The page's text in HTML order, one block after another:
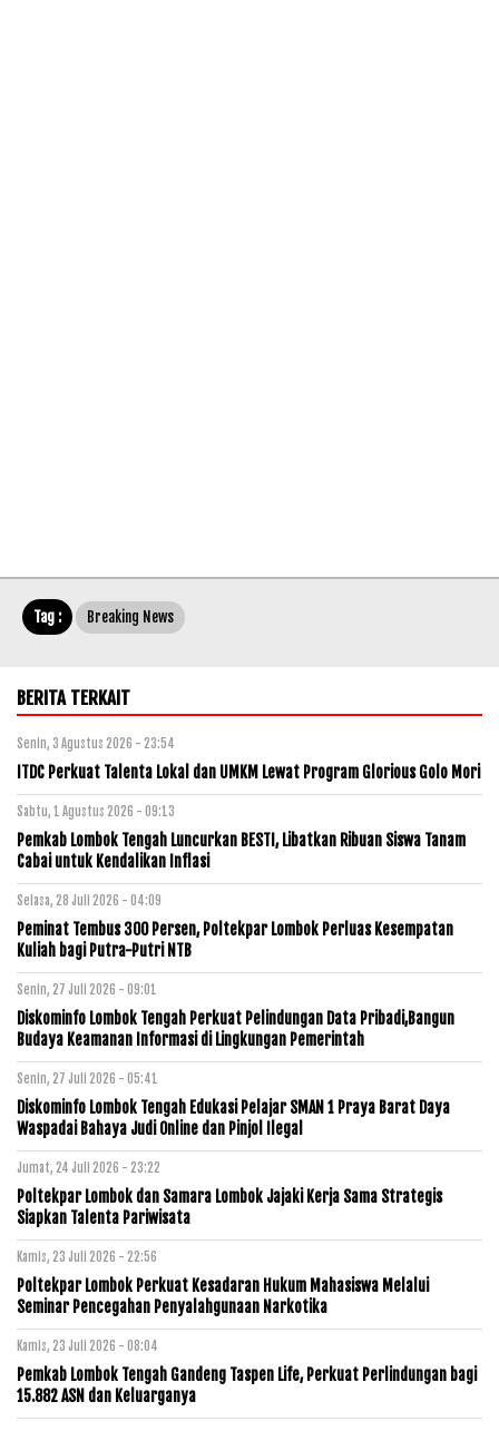
Tag : Breaking News
BERITA TERKAIT
Senin, 3 Agustus 2026 - 23:54
ITDC Perkuat Talenta Lokal dan UMKM Lewat Program Glorious Golo Mori
Sabtu, 1 Agustus 2026 - 09:13
Pemkab Lombok Tengah Luncurkan BESTI, Libatkan Ribuan Siswa Tanam
Cabai untuk Kendalikan Inflasi
Selasa, 28 Juli 2026 - 04:09
Peminat Tembus 300 Persen, Poltekpar Lombok Perluas Kesempatan
Kuliah bagi Putra-Putri NTB
Senin, 27 Juli 2026 - 09:01
Diskominfo Lombok Tengah Perkuat Pelindungan Data Pribadi,Bangun
Budaya Keamanan Informasi di Lingkungan Pemerintah
Senin, 27 Juli 2026 - 05:41
Diskominfo Lombok Tengah Edukasi Pelajar SMAN 1 Praya Barat Daya
Waspadai Bahaya Judi Online dan Pinjol Ilegal
Jumat, 24 Juli 2026 - 23:22
Poltekpar Lombok dan Samara Lombok Jajaki Kerja Sama Strategis
Siapkan Talenta Pariwisata
Kamis, 23 Juli 2026 - 22:56
Poltekpar Lombok Perkuat Kesadaran Hukum Mahasiswa Melalui
Seminar Pencegahan Penyalahgunaan Narkotika
Kamis, 23 Juli 2026 - 08:04
Pemkab Lombok Tengah Gandeng Taspen Life, Perkuat Perlindungan bagi
15.882 ASN dan Keluarganya